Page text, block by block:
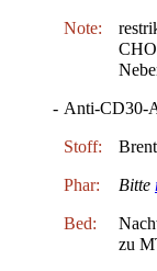
Note:
- Anti-CD30-
Stoff:
Phar: Bitte
Bed:
zu